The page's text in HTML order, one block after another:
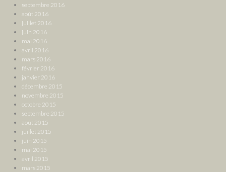
septembre 2016
août 2016
juillet 2016
juin 2016
mai 2016
avril 2016
mars 2016
février 2016
janvier 2016
décembre 2015
novembre 2015
octobre 2015
septembre 2015
août 2015
juillet 2015
juin 2015
mai 2015
avril 2015
mars 2015